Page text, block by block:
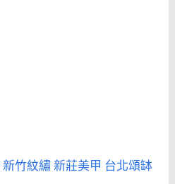
新竹紋繡新莊美甲 台北頌缽